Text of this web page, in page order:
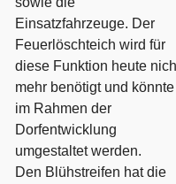
Einsatzfahrzeuge. Der
Feuerlöschteich wird für
diese Funktion heute
mehr benötigt und könnte
im Rahmen der
Dorfentwicklung
umgestaltet werden.
Den Blühstreifen hat die